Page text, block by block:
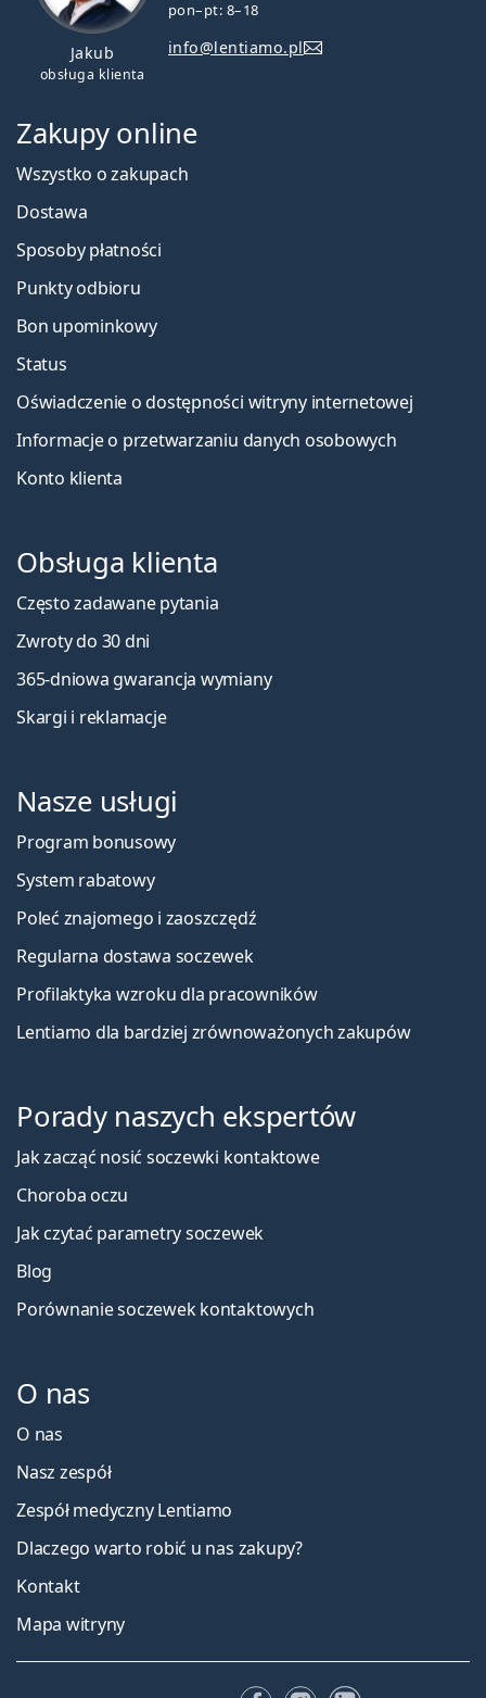
Jakub
obsługa klienta
pon–pt: 8–18
info@lentiamo.pl
Zakupy online
Wszystko o zakupach
Dostawa
Sposoby płatności
Punkty odbioru
Bon upominkowy
Status
Oświadczenie o dostępności witryny internetowej
Informacje o przetwarzaniu danych osobowych
Konto klienta
Obsługa klienta
Często zadawane pytania
Zwroty do 30 dni
365-dniowa gwarancja wymiany
Skargi i reklamacje
Nasze usługi
Program bonusowy
System rabatowy
Poleć znajomego i zaoszczędź
Regularna dostawa soczewek
Profilaktyka wzroku dla pracowników
Lentiamo dla bardziej zrównoważonych zakupów
Porady naszych ekspertów
Jak zacząć nosić soczewki kontaktowe
Choroba oczu
Jak czytać parametry soczewek
Blog
Porównanie soczewek kontaktowych
O nas
O nas
Nasz zespół
Zespół medyczny Lentiamo
Dlaczego warto robić u nas zakupy?
Kontakt
Mapa witryny